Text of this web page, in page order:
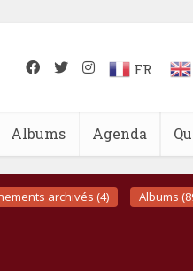
FR
Albums Agenda
archivés (4) Albums